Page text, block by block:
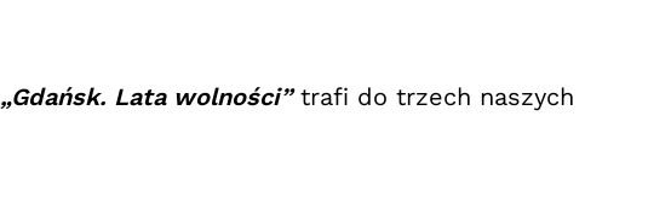
„Gdańsk. Lata wolności”trafi do trzech naszych